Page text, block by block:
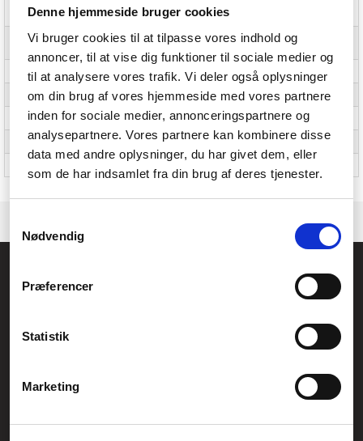
Denne hjemmeside bruger cookies
Vi bruger cookies til at tilpasse vores indhold og
annoncer, til at vise dig funktioner til sociale medier og
til at analysere vores trafik. Vi deler også oplysninger
om din brug af vores hjemmeside med vores partnere
inden for sociale medier, annonceringspartnere og
analysepartnere. Vores partnere kan kombinere disse
data med andre oplysninger, du har givet dem, eller
som de har indsamlet fra din brug af deres tjenester.
Nødvendig
Præferencer
Statistik
Marketing
(udvendigt)
Hovedkasse (udvendig) GTIN
8715946628097
Harmoniseret systemkode (HS) 84439990
Produkter pr. palle (UK) 2040 stk
Produkter pr. pallelag 204 stk
Produkter pr. pallelag (UK) 204 stk
CVR.: 26208637
Generelle henvendelser:
Service- og reklamationsafdelingen: